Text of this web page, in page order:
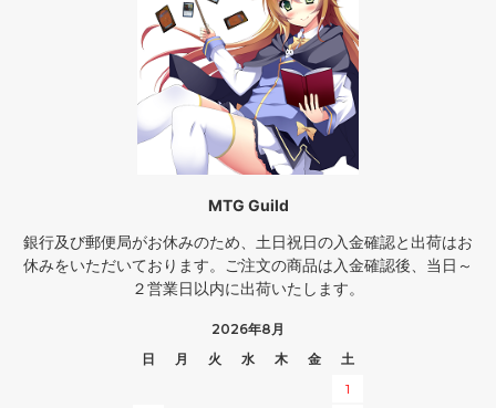
MTG Guild
銀行及び郵便局がお休みのため、土日祝日の入金確認と出荷はお
休みをいただいております。ご注文の商品は入金確認後、当日～
２営業日以内に出荷いたします。
2026年8月
日
月 火 水 木 金
土
1